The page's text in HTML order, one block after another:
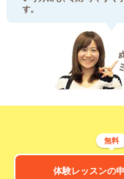
す。
無料
体験レッスンの